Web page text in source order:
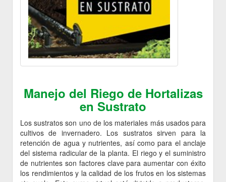
Manejo del Riego de Hortalizas
en Sustrato
Los sustratos son uno de los materiales más usados para
cultivos de invernadero. Los sustratos sirven para la
retención de agua y nutrientes, así como para el anclaje
del sistema radicular de la planta. El riego y el suministro
de nutrientes son factores clave para aumentar con éxito
los rendimientos y la calidad de los frutos en los sistemas